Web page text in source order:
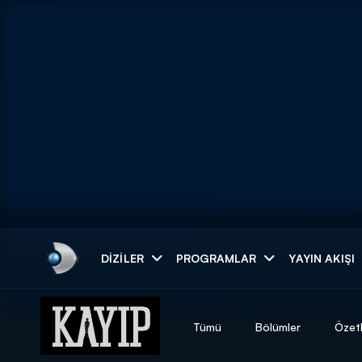
DIZILER PROGRAMLAR YAYIN AKIŞI
Tümü Bölümler